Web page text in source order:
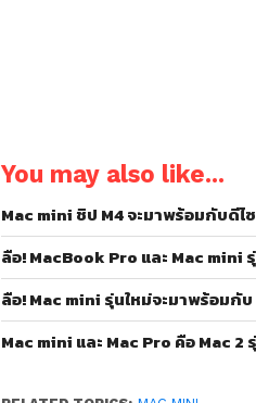
You may also like...
Mac mini ชิป M4 จะมาพร้อมกับดี
ลือ! MacBook Pro และ Mac mini
ลือ! Mac mini รุ่นใหม่จะมาพร้อมกับ
Mac mini และ Mac Pro คือ Mac